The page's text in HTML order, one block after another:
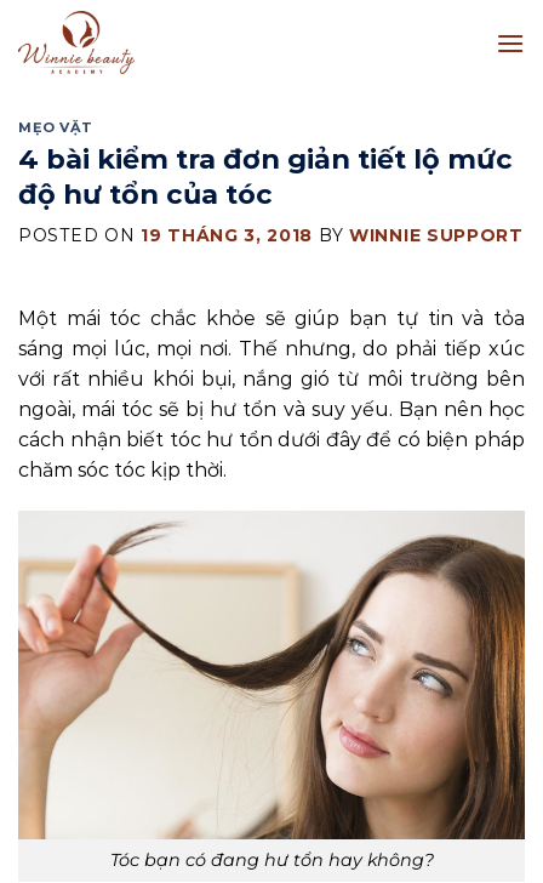
to
content
MẸO VẶT
4 bài kiểm tra đơn giản tiết lộ mức
độ hư tổn của tóc
POSTED ON 19 THÁNG 3, 2018 BYWINNIE SUPPORT
Một mái tóc chắc khỏe sẽ giúp bạn tự tin và tỏa
sáng mọi lúc, mọi nơi. Thế nhưng, do phải tiếp xúc
với rất nhiều khói bụi, nắng gió từ môi trường bên
ngoài, mái tóc sẽ bị hư tổn và suy yếu. Bạn nên học
cách nhận biết tóc hư tổn dưới đây để có biện pháp
chăm sóc tóc kịp thời.
Tóc bạn có đang hư tổn hay không?